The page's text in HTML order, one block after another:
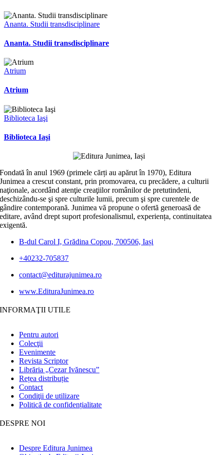
Ananta. Studii transdisciplinare
Ananta. Studii transdisciplinare
Atrium
Atrium
Biblioteca Iaşi
Biblioteca Iaşi
Fondată în anul 1969 (primele cărți au apărut în 1970), Editura
Junimea a crescut constant, prin promovarea, cu precădere, a culturii
naţionale, acordând atenţie creaţiilor românilor de pretutindeni,
deschizându-se şi spre culturile lumii, precum şi spre curentele de
gândire contemporană. Junimea vă propune o ofertă generoasă de
editare, având drept suport profesionalismul, experiența, continuitatea
exigentă.
B-dul Carol I, Grădina Copou, 700506, Iași
+40232-705837
contact@editurajunimea.ro
www.EdituraJunimea.ro
INFORMAŢII UTILE
Pentru autori
Colecţii
Evenimente
Revista Scriptor
Librăria „Cezar Ivănescu”
Rețea distribuție
Contact
Condiţii de utilizare
Politică de confidențialitate
DESPRE NOI
Despre Editura Junimea